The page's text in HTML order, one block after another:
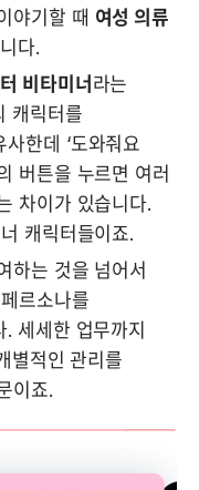
야기할 때 여성 의류
다.
비타미너 라는
캐릭터를
한데 ‘도와줘요
버튼을 누르면 여러
차이가 있습니다.
캐릭터들이죠.
하는 것을 넘어서
르소나를
세세한 업무까지
별적인 관리를